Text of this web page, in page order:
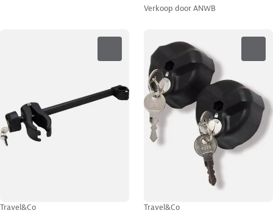
Verkoop doorANWB
Travel&Co Travel&Co